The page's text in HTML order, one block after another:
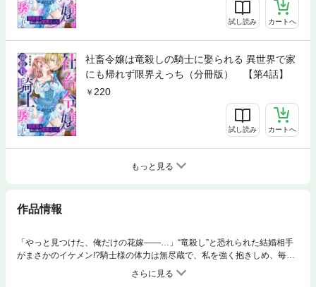
試し読み カートへ
社畜令嬢は竜殺しの騎士に娶られる 異世界で家
にも帰れず限界えっち（分冊版） 【第4話】
220
試し読み カートへ
もっと見る
作品情報
「やっと見つけた、俺だけの花嫁――…」“竜殺し”と恐れられた結婚相手
がまさかのイケメン!?騎士様の体力は無尽蔵で、私を強く抱きしめ、毎晩
熱く乱れさせて――……。ルイは、慣れっことばかりに引き取られた先で
も45度のお辞儀と謝罪を繰り返す。それもそのはず、ルイは転生前もド社